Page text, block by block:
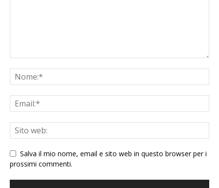
Salva il mio nome, email e sito web in questo browser per i
prossimi commenti.